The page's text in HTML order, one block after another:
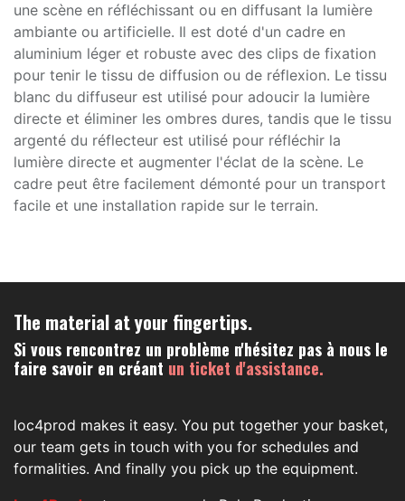
une scène en réfléchissant ou en diffusant la lumière
ambiante ou artificielle. Il est doté d'un cadre en
aluminium léger et robuste avec des clips de fixation
pour tenir le tissu de diffusion ou de réflexion. Le tissu
blanc du diffuseur est utilisé pour adoucir la lumière
directe et éliminer les ombres dures, tandis que le tissu
argenté du réflecteur est utilisé pour réfléchir la
lumière directe et augmenter l'éclat de la scène. Le
cadre peut être facilement démonté pour un transport
facile et une installation rapide sur le terrain.
The material at your fingertips.
Si vous rencontrez un problème n'hésitez pas à nous le
faire savoir en créant un ticket d'assistance.
loc4prod makes it easy. You put together your basket,
our team gets in touch with you for schedules and
formalities. And finally you pick up the equipment.